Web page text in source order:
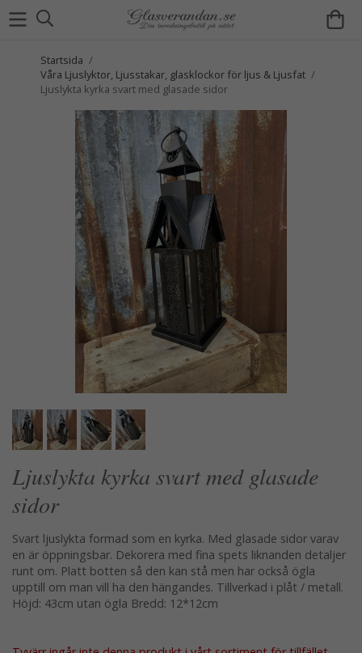
Startsida /
Våra Ljuslyktor, Ljusstakar, glasklockor för ljus & Ljusfat /
Ljuslykta kyrka svart med glasade sidor
Ljuslykta kyrka svart med glasade
sidor
Svart ljuslykta formad som en kyrka. Med glasade sidor varav
en är öppningsbar. Dekorera med fina spets liknanden detaljer
runt om. Platt botten så den kan stå men har också ögla
upptill om man vill ha den hängandes. Tillverkad i plåt / metall.
Höjd: 43cm utan ögla Bredd: 12*12cm